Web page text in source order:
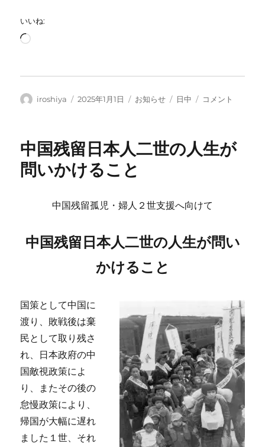
いいね:
読
中…
投
iroshiya
投
2025年1月1日
カ
お知らせ
タ
日中
2025
ご
コメント
中国残留日本人二世の人生が
問いかけること
中国残留孤児・婦人２世支援へ向けて
中国残留日本人二世の人生が問い
かけること
国策として中国に
渡り、敗戦後は棄
民として取り残さ
れ、日本政府の中
国敵視政策によ
り、またその後の
怠慢政策により、
帰国が大幅に遅れ
ました１世、それ